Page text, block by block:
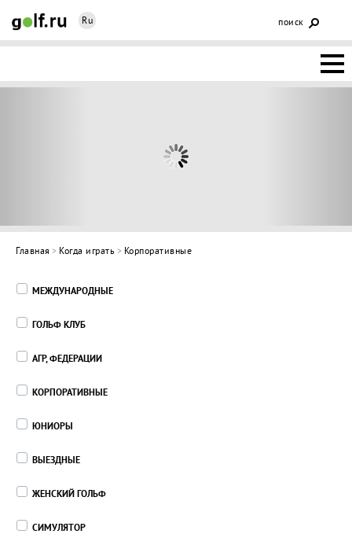
Ru поиск
Главная > Когда играть > Корпоративные
МЕЖДУНАРОДНЫЕ
ГОЛЬФ КЛУБ
АГР, ФЕДЕРАЦИИ
КОРПОРАТИВНЫЕ
ЮНИОРЫ
ВЫЕЗДНЫЕ
ЖЕНСКИЙ ГОЛЬФ
СИМУЛЯТОР